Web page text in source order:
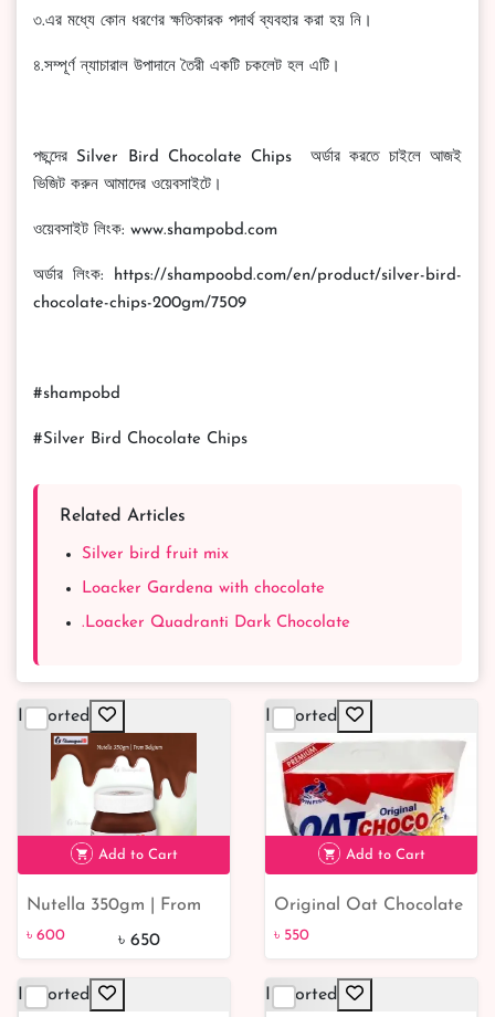
৩.এর মধ্যে কোন ধরণের ক্ষতিকারক পদার্থ ব্যবহার করা হয় নি।
৪.সম্পূর্ণ ন্যাচারাল উপাদানে তৈরী একটি চকলেট হল এটি।
পছন্দের Silver Bird Chocolate Chips অর্ডার করতে চাইলে আজই
ভিজিট করুন আমাদের ওয়েবসাইটে।
ওয়েবসাইট লিংক: www.shampobd.com
অর্ডার লিংক: https://shampoobd.com/en/product/silver-bird-
chocolate-chips-200gm/7509
#shampobd
#Silver Bird Chocolate Chips
Related Articles
Silver bird fruit mix
Loacker Gardena with chocolate
.Loacker Quadranti Dark Chocolate
Imported
Add to Cart
Nutella 350gm | From
Belgium
৳ 600 ৳ 650
Imported
Add to Cart
Original Oat Chocolate
350Gm | Buy Online BD
৳ 550
Imported Imported